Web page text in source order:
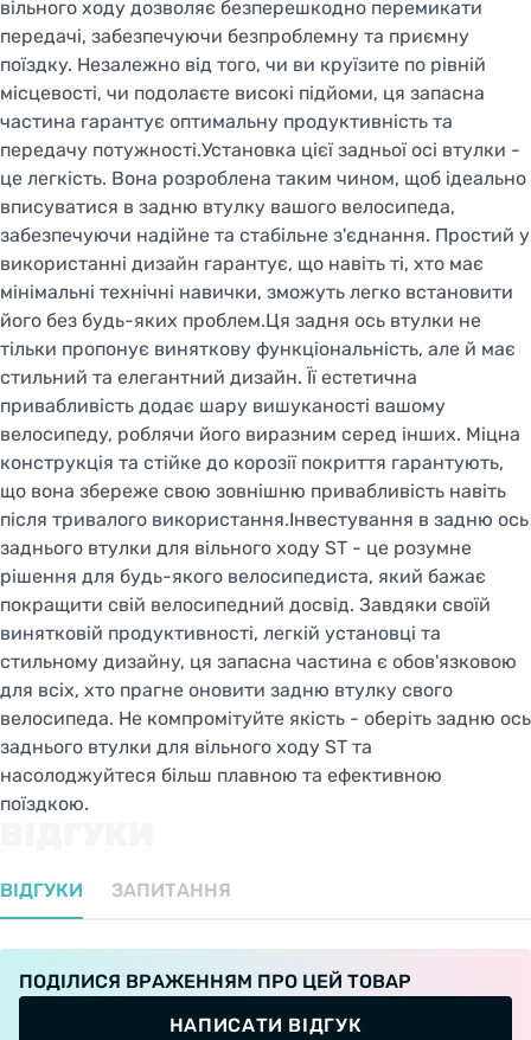
вільного ходу дозволяє безперешкодно перемикати
передачі, забезпечуючи безпроблемну та приємну
поїздку. Незалежно від того, чи ви круїзите по рівній
місцевості, чи подолаєте високі підйоми, ця запасна
частина гарантує оптимальну продуктивність та
передачу потужності.Установка цієї задньої осі втулки -
це легкість. Вона розроблена таким чином, щоб ідеально
вписуватися в задню втулку вашого велосипеда,
забезпечуючи надійне та стабільне з'єднання. Простий у
використанні дизайн гарантує, що навіть ті, хто має
мінімальні технічні навички, зможуть легко встановити
його без будь-яких проблем.Ця задня ось втулки не
тільки пропонує виняткову функціональність, але й має
стильний та елегантний дизайн. Її естетична
привабливість додає шару вишуканості вашому
велосипеду, роблячи його виразним серед інших. Міцна
конструкція та стійке до корозії покриття гарантують,
що вона збереже свою зовнішню привабливість навіть
після тривалого використання.Інвестування в задню ось
заднього втулки для вільного ходу ST - це розумне
рішення для будь-якого велосипедиста, який бажає
покращити свій велосипедний досвід. Завдяки своїй
винятковій продуктивності, легкій установці та
стильному дизайну, ця запасна частина є обов'язковою
для всіх, хто прагне оновити задню втулку свого
велосипеда. Не компромітуйте якість - оберіть задню ось
заднього втулки для вільного ходу ST та
насолоджуйтеся більш плавною та ефективною
поїздкою.
ВІДГУКИ ЗАПИТАННЯ
ПОДІЛИСЯ ВРАЖЕННЯМ ПРО ЦЕЙ ТОВАР
НАПИСАТИ ВІДГУК
Welcome!
Do you want to switch to the Dutch version of the
site or stay on the Ukrainian version?
SWITCH TO FACEBIKE.NL
STAY ON FACEBIKE.UA